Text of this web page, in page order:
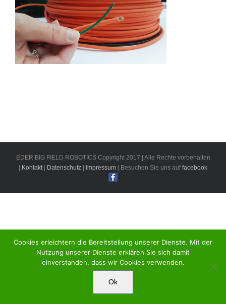
EDER BIG FIELD ROBOTICS Copyright 2017 | Alle Rechte vorbehalten
Kontakt| Datenschutz Impressum | Besuchen Sie uns auffacebook
Cookies erleichtern die Bereitstellung unserer Dienste. Mit der
Nutzung unserer Dienste erklären Sie sich damit
einverstanden, dass wir Cookies verwenden.
Ok